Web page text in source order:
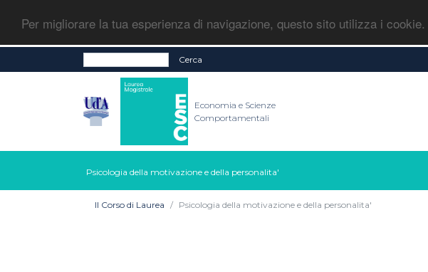
Per migliorare la tua esperienza di navigazione, questo sito utilizza i cookie.
Cerca
Economia e Scienze
Comportamentali
Psicologia della motivazione e della personalita'
Il Corso di Laurea Psicologia della motivazione e della personalita'